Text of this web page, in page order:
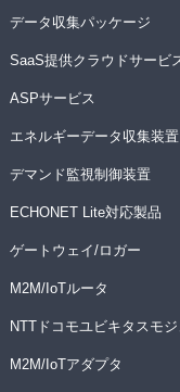
データ収集パッケージ
SaaS提供クラウドサービ
ASPサービス
エネルギーデータ収集装置
デマンド監視制御装置
ECHONET Lite対応製品
ゲートウェイ/ロガー
M2M/IoTルータ
NTTドコモユビキタスモ
M2M/IoTアダプタ